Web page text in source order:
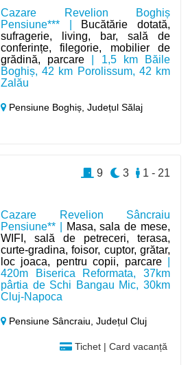
Cazare Revelion Boghiș
Pensiune*** | Bucătărie dotată,
sufragerie, living, bar, sală de
conferințe, filegorie, mobilier de
grădină, parcare | 1,5 km Băile
Boghiș, 42 km Porolissum, 42 km
Zalău
Pensiune Boghiș,Județul Sălaj
Cazare Revelion Sâncraiu
Pensiune** |
Masa, sala de mese,
WIFI, sală de petreceri, terasa,
curte-gradina, foisor, cuptor, grătar,
loc joaca, pentru copii, parcare|
420m Biserica Reformata, 37km
pârtia de Schi Bangau Mic, 30km
Cluj-Napoca
Pensiune Sâncraiu,Județul Cluj
Tichet | Card vacanță
1 - 21
3
9